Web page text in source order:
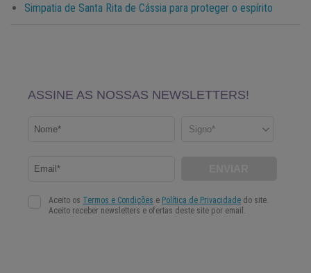
Simpatia de Santa Rita de Cássia para proteger o espírito